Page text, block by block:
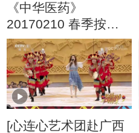
《中华医药》
20170210 春季按月
来养肝
[心连心艺术团赴广西